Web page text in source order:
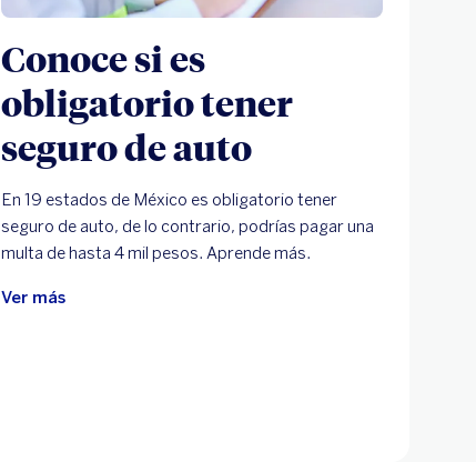
Conoce si es
obligatorio tener
seguro de auto
En 19 estados de México es obligatorio tener
seguro de auto, de lo contrario, podrías pagar una
multa de hasta 4 mil pesos. Aprende más.
Ver más